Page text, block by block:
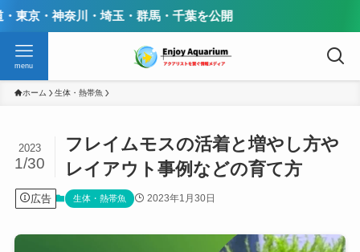
・埼玉・群馬・千葉を公開
menu
ホーム 生体・熱帯魚
フレイムモスの活着と増やし方や
レイアウト事例などの育て方
2023
1/30
広告 生体・熱帯魚 2023年1月30日